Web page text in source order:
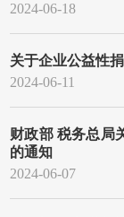
2024-06-18
关于企业公益性
2024-06-11
财政部 税务总局
的通知
2024-06-07